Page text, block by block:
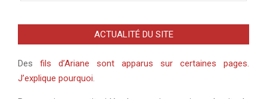
ACTUALITÉ DU SITE
Des fils d’Ariane sont apparus sur certaines pages.
J’explique pourquoi.